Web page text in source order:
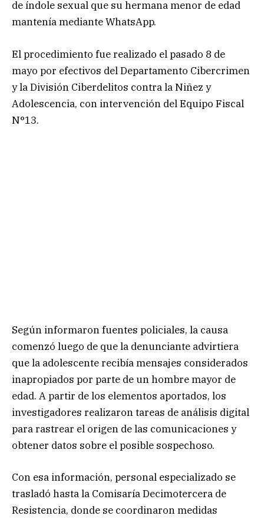
de índole sexual que su hermana menor de edad
mantenía mediante WhatsApp.
El procedimiento fue realizado el pasado 8 de
mayo por efectivos del Departamento Cibercrimen
y la División Ciberdelitos contra la Niñez y
Adolescencia, con intervención del Equipo Fiscal
N°13.
Según informaron fuentes policiales, la causa
comenzó luego de que la denunciante advirtiera
que la adolescente recibía mensajes considerados
inapropiados por parte de un hombre mayor de
edad. A partir de los elementos aportados, los
investigadores realizaron tareas de análisis digital
para rastrear el origen de las comunicaciones y
obtener datos sobre el posible sospechoso.
Con esa información, personal especializado se
trasladó hasta la Comisaría Decimotercera de
Resistencia, donde se coordinaron medidas